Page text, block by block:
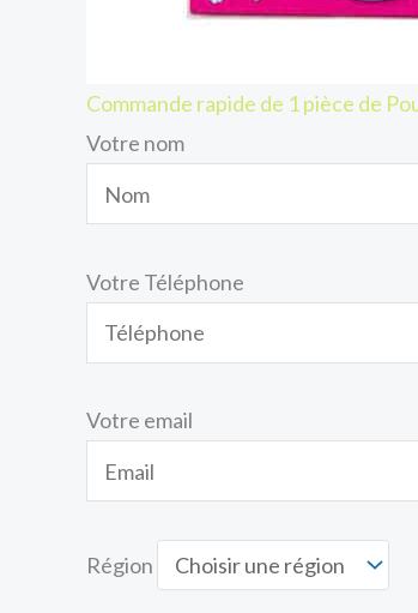
Commande rapide de 1 pièce de
Votre nom
Votre Téléphone
Votre email
Région